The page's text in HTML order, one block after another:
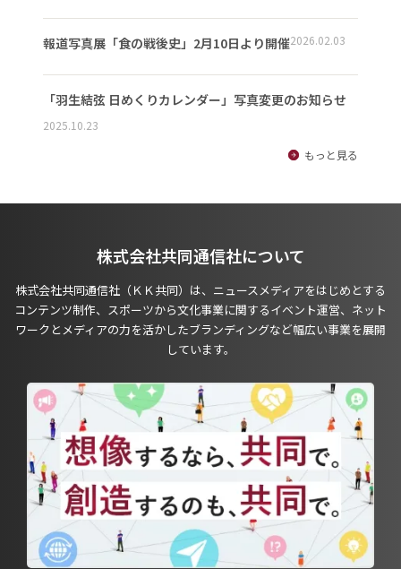
報道写真展「食の戦後史」2月10日より開催2026.02.03
「羽生結弦 日めくりカレンダー」写真変更のお知らせ
2025.10.23
もっと見る
株式会社共同通信社について
株式会社共同通信社（ＫＫ共同）は、ニュースメディアをはじめとする
コンテンツ制作、スポーツから文化事業に関するイベント運営、ネット
ワークとメディアの力を活かしたブランディングなど幅広い事業を展開
しています。